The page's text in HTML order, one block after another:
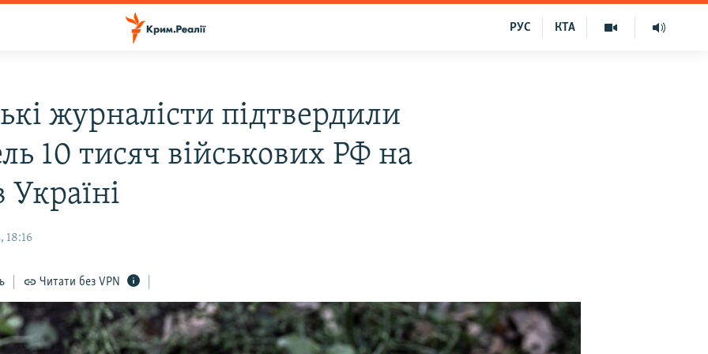
КТА
РУС
журналісти підтвердили
10 тисяч військових РФ на
Україні
18:16
Читати без VPN